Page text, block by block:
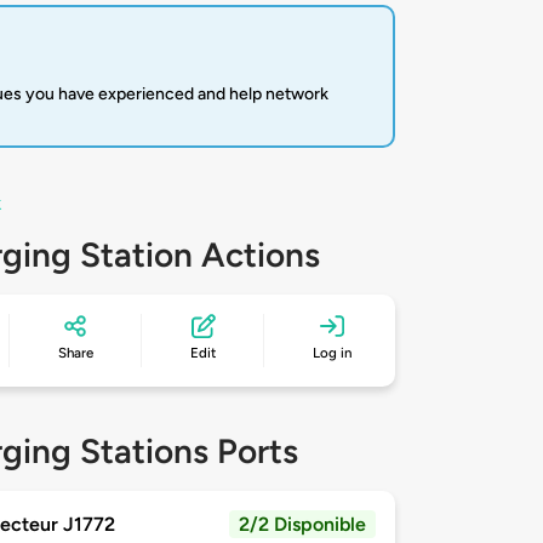
you have experienced and help network
Station Actions
Share Edit Log in
Stations Ports
J1772 2/2 Disponible